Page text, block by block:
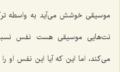
موسیقی خوشش می‌آید به واسطه
نت‌هایی موسیقی هست نفس
می‌کند، اما این که آیا این نفس